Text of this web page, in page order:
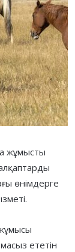
жұмысты
өнімдерге
ететін